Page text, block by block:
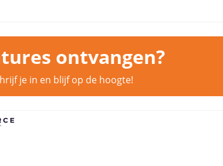
ontvangen?
je in en blijf op de hoogte!